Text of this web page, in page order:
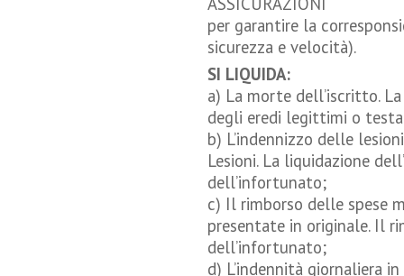
per garantire la
sicurezza e velocità).
SI LIQUIDA:
a) La morte dell’iscritto.
degli eredi legittimi o
b) L’indennizzo delle
Lesioni. La liquidazione
dell’infortunato;
c) Il rimborso delle spese
presentate in originale. Il
dell’infortunato;
d) L’indennità giornaliera